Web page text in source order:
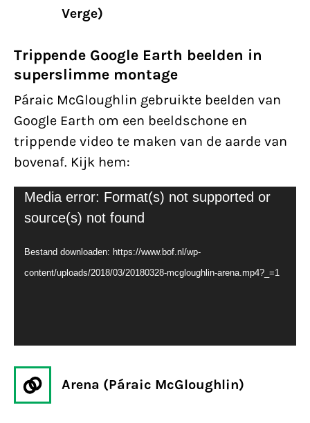
Verge)
Trippende Google Earth beelden in
superslimme montage
Páraic McGloughlin gebruikte beelden van
Google Earth om een beeldschone en
trippende video te maken van de aarde van
bovenaf. Kijk hem:
Videospeler
Media error: Format(s) not supported or
source(s) not found
Bestand downloaden: https://www.bof.nl/wp-
content/uploads/2018/03/20180328-mcgloughlin-arena.mp4?_=1
Arena (Páraic McGloughlin)